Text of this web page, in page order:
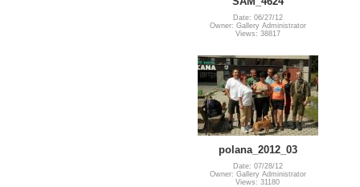
Date: 06/27/12
Owner: Gallery Administrator
Views: 38817
polana_2012_03
Date: 07/28/12
Owner: Gallery Administrator
Views: 31180